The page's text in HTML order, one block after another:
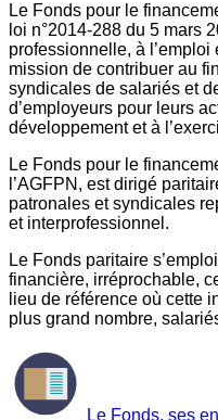
Le Fonds pour le
loi n°2014-288 du 5 mars
professionnelle, à
mission de contribuer au
syndicales de salariés et
d’employeurs pour leurs
développement et à
Le Fonds pour le
l’AGFPN, est dirigé
patronales et syndicales
et interprofessionnel.
Le Fonds paritaire
financière, irréprochable,
lieu de référence où cette
plus grand nombre,
Le Fonds, ses